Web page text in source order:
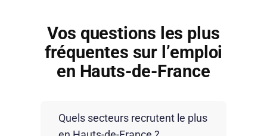
Vos questions les plus
fréquentes sur l’emploi
en Hauts-de-France
Quels secteurs recrutent le plus